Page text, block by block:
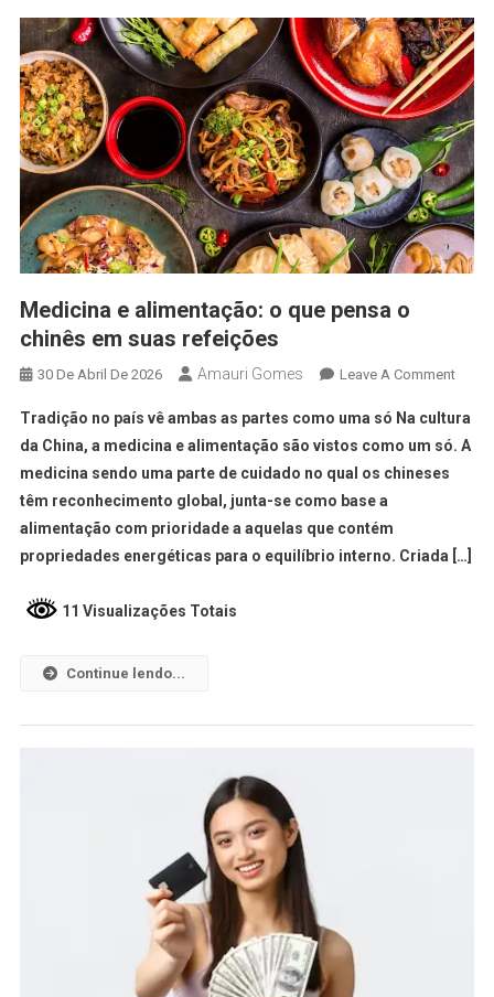
Medicina e alimentação: o que pensa o
chinês em suas refeições
30 De Abril De 2026 Amauri Gomes Leave A Comment
Tradição no país vê ambas as partes como uma só Na cultura
da China, a medicina e alimentação são vistos como um só. A
medicina sendo uma parte de cuidado no qual os chineses
têm reconhecimento global, junta-se como base a
alimentação com prioridade a aquelas que contém
propriedades energéticas para o equilíbrio interno. Criada […]
11 Visualizações Totais
Continue lendo...